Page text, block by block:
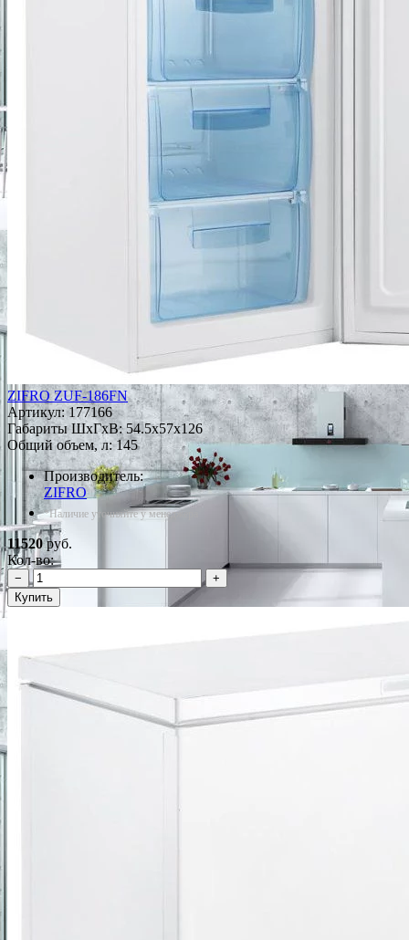
ZIFRO ZUF-186FN
Артикул:177166
Габариты ШxГxВ: 54.5x57x126
Общий объем, л: 145
Производитель:
ZIFRO
*Наличие уточняйте у менеджера
11520руб.
Кол-во:
−
+
Купить